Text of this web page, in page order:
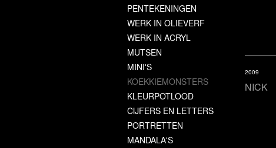
NICK
2009
PENTEKENINGEN
WERK IN OLIEVERF
WERK IN ACRYL
MUTSEN
MINI'S
KOEKKIEMONSTERS
KLEURPOTLOOD
CIJFERS EN LETTERS
PORTRETTEN
MANDALA'S